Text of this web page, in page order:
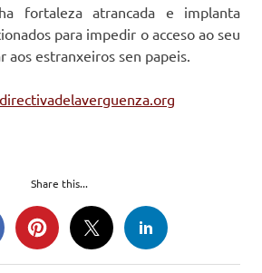
fortaleza atrancada e implanta
para impedir o acceso ao seu
estranxeiros sen papeis.
Share this...